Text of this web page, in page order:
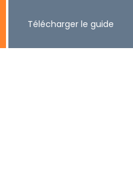
Télécharger le guide